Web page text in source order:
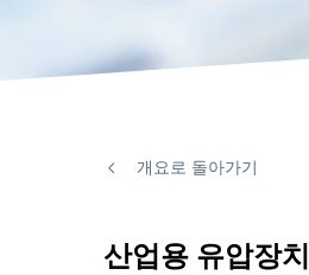
개요로 돌아가기
산업용 유압장치